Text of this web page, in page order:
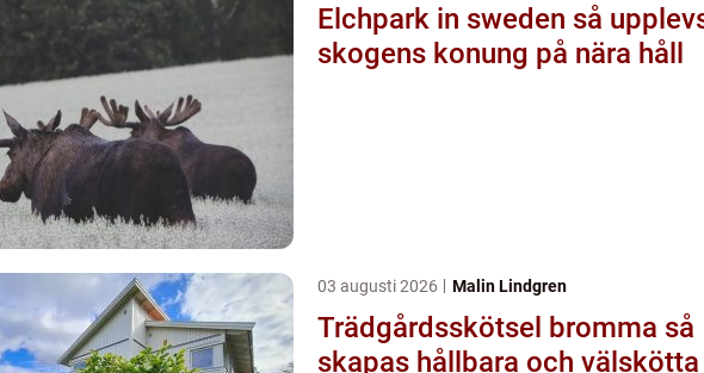
Elchpark in sweden så upplevs
skogens konung på nära håll
03 augusti 2026 Malin Lindgren
Trädgårdsskötsel bromma så
skapas hållbara och välskötta